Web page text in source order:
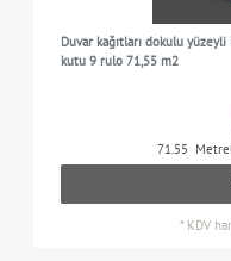
Duvar kağıtları dokulu
kutu 9 rulo 71,55 m2
71.55
* KDV